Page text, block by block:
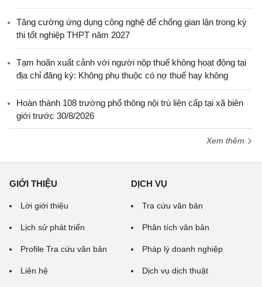
Tăng cường ứng dụng công nghệ để chống gian lận trong kỳ
thi tốt nghiệp THPT năm 2027
Tạm hoãn xuất cảnh với người nộp thuế không hoạt động tại
địa chỉ đăng ký: Không phụ thuộc có nợ thuế hay không
Hoàn thành 108 trường phổ thông nội trú liên cấp tại xã biên
giới trước 30/8/2026
Xem thêm
GIỚI THIỆU
Lời giới thiệu
Lịch sử phát triển
Profile Tra cứu văn bản
Liên hệ
DỊCH VỤ
Tra cứu văn bản
Phân tích văn bản
Pháp lý doanh nghiệp
Dịch vụ dịch thuật